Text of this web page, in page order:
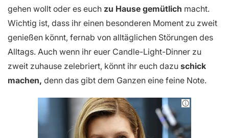
gehen wollt oder es euch zu Hause gemütlich macht.
Wichtig ist, dass ihr einen besonderen Moment zu zweit
genießen könnt, fernab von alltäglichen Störungen des
Alltags. Auch wenn ihr euer Candle-Light-Dinner zu
zweit zuhause zelebriert, könnt ihr euch dazu schick
machen, denn das gibt dem Ganzen eine feine Note.